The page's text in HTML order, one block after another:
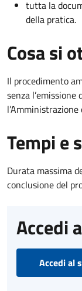
tutta la
della pratica.
Cosa si
Il procedimento
senza
Tempi e
Durata massima
conclusione del
Accedi
Accedi al